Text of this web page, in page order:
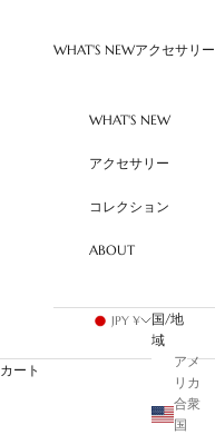
WHAT'S NEWアクセサリー
WHAT'S NEW
アクセサリー
コレクション
ABOUT
JPY ¥
国/地
域
アメ
リカ
合衆
国
カート